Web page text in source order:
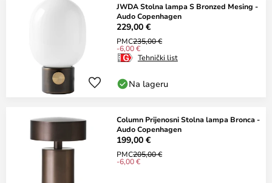
JWDA Stolna lampa S Bronzed Mesing -
Audo Copenhagen
229,00 €
PMC235,00 €
-6,00 €
Tehnički list
Na lageru
Column Prijenosni Stolna lampa Bronca -
Audo Copenhagen
199,00 €
PMC205,00 €
-6,00 €